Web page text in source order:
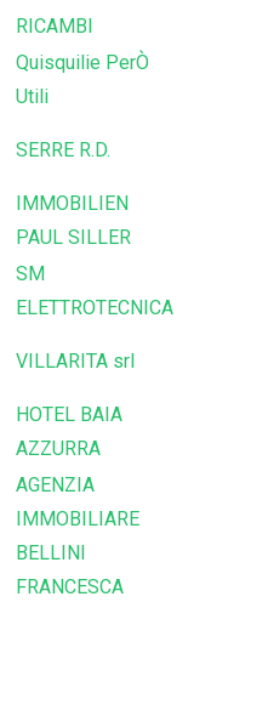
RICAMBI
Quisquilie PerÒ
Utili
SERRE R.D.
IMMOBILIEN
PAUL SILLER
SM
ELETTROTECNICA
VILLARITA srl
HOTEL BAIA
AZZURRA
AGENZIA
IMMOBILIARE
BELLINI
FRANCESCA